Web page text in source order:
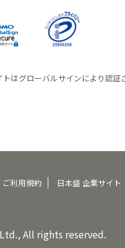
トはグローバルサインにより認
ご利用規約 日本盛 企業サイト
All rights reserved.